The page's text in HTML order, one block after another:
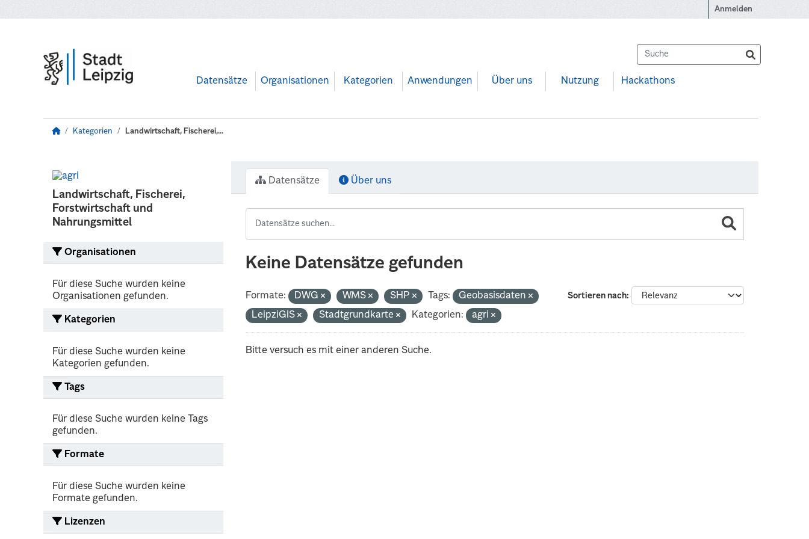
Anmelden
Datensätze Organisationen Kategorien Anwendungen Über uns Nutzung Hackathons
Kategorien Landwirtschaft, Fischerei,...
Landwirtschaft, Fischerei,
Forstwirtschaft und
Nahrungsmittel
Organisationen
Für diese Suche wurden keine
Organisationen gefunden.
Kategorien
Für diese Suche wurden keine
Kategorien gefunden.
Tags
Für diese Suche wurden keine Tags
gefunden.
Formate
Für diese Suche wurden keine
Formate gefunden.
Lizenzen
Datensätze Über uns
Keine Datensätze gefunden
Sortieren nach
Formate: DWG WMS SHP Tags:
Geobasisdaten
LeipziGIS
Stadtgrundkarte Kategorien: agri
Bitte versuch es mit einer anderen Suche.